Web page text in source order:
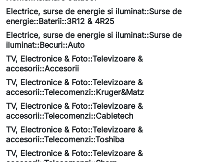
Electrice, surse de energie si iluminat::Surse de
energie::Baterii::3R12 & 4R25
Electrice, surse de energie si iluminat::Surse de
iluminat::Becuri::Auto
TV, Electronice & Foto::Televizoare &
accesorii::Accesorii
TV, Electronice & Foto::Televizoare &
accesorii::Telecomenzi::Kruger&Matz
TV, Electronice & Foto::Televizoare &
accesorii::Telecomenzi::Cabletech
TV, Electronice & Foto::Televizoare &
accesorii::Telecomenzi::Toshiba
TV, Electronice & Foto::Televizoare &